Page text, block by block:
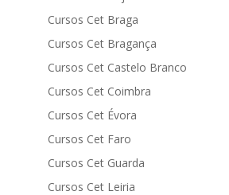
Cursos Cet Braga
Cursos Cet Bragança
Cursos Cet Castelo Branco
Cursos Cet Coimbra
Cursos Cet Évora
Cursos Cet Faro
Cursos Cet Guarda
Cursos Cet Leiria